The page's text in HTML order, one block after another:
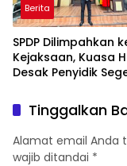
Berita
SPDP Dilimpahkan
Kejaksaan, Kuasa
Desak Penyidik
Pengeroyokan
Tinggalkan
Alamat email Anda
wajib ditandai *